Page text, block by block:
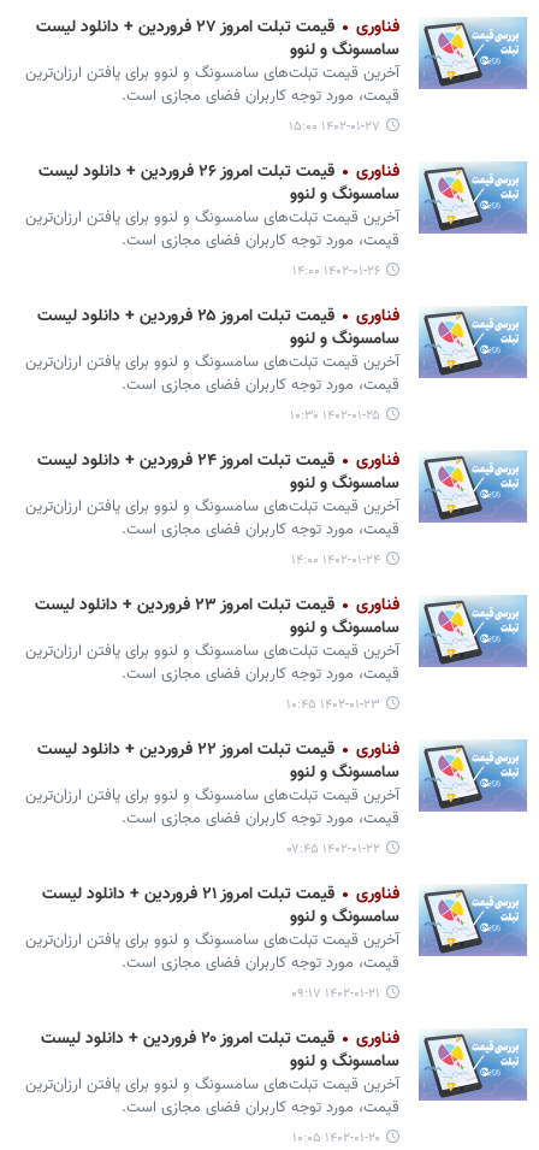
فناوری
قیمت تبلت امروز ۲۷ فروردین + دانلود لیست
سامسونگ و لنوو
آخرین قیمت تبلت‌های سامسونگ و لنوو برای یافتن ارزان‌ترین
قیمت، مورد توجه کاربران فضای مجازی است.
۱۴۰۲-۰۱-۲۷ ۱۵:۰۰
فناوری
قیمت تبلت امروز ۲۶ فروردین + دانلود لیست
سامسونگ و لنوو
آخرین قیمت تبلت‌های سامسونگ و لنوو برای یافتن ارزان‌ترین
قیمت، مورد توجه کاربران فضای مجازی است.
۱۴۰۲-۰۱-۲۶ ۱۴:۰۰
فناوری
قیمت تبلت امروز ۲۵ فروردین + دانلود لیست
سامسونگ و لنوو
آخرین قیمت تبلت‌های سامسونگ و لنوو برای یافتن ارزان‌ترین
قیمت، مورد توجه کاربران فضای مجازی است.
۱۴۰۲-۰۱-۲۵ ۱۰:۳۰
فناوری
قیمت تبلت امروز ۲۴ فروردین + دانلود لیست
سامسونگ و لنوو
آخرین قیمت تبلت‌های سامسونگ و لنوو برای یافتن ارزان‌ترین
قیمت، مورد توجه کاربران فضای مجازی است.
۱۴۰۲-۰۱-۲۴ ۱۴:۰۰
فناوری
قیمت تبلت امروز ۲۳ فروردین + دانلود لیست
سامسونگ و لنوو
آخرین قیمت تبلت‌های سامسونگ و لنوو برای یافتن ارزان‌ترین
قیمت، مورد توجه کاربران فضای مجازی است.
۱۴۰۲-۰۱-۲۳ ۱۰:۴۵
فناوری
قیمت تبلت امروز ۲۲ فروردین + دانلود لیست
سامسونگ و لنوو
آخرین قیمت تبلت‌های سامسونگ و لنوو برای یافتن ارزان‌ترین
قیمت، مورد توجه کاربران فضای مجازی است.
۱۴۰۲-۰۱-۲۲ ۰۷:۴۵
فناوری
قیمت تبلت امروز ۲۱ فروردین + دانلود لیست
سامسونگ و لنوو
آخرین قیمت تبلت‌های سامسونگ و لنوو برای یافتن ارزان‌ترین
قیمت، مورد توجه کاربران فضای مجازی است.
۱۴۰۲-۰۱-۲۱ ۰۹:۱۷
فناوری
قیمت تبلت امروز ۲۰ فروردین + دانلود لیست
سامسونگ و لنوو
آخرین قیمت تبلت‌های سامسونگ و لنوو برای یافتن ارزان‌ترین
قیمت، مورد توجه کاربران فضای مجازی است.
۱۴۰۲-۰۱-۲۰ ۱۰:۰۵